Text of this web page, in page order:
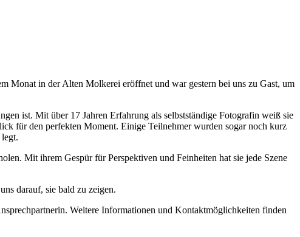
Monat in der Alten Molkerei eröffnet und war gestern bei uns zu Gast, um
ist. Mit über 17 Jahren Erfahrung als selbstständige Fotografin weiß sie
für den perfekten Moment. Einige Teilnehmer wurden sogar noch kurz
Mit ihrem Gespür für Perspektiven und Feinheiten hat sie jede Szene
darauf, sie bald zu zeigen.
Weitere Informationen und Kontaktmöglichkeiten finden